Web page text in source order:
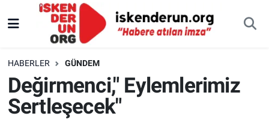
HABERLER GÜNDEM
Değirmenci," Eylemlerimiz
Sertleşecek"